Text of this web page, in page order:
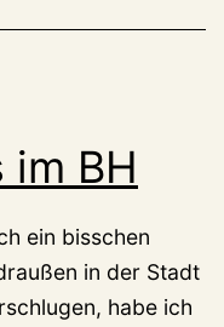
im BH
ein bisschen
in der Stadt
habe ich